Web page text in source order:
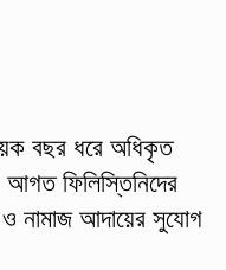
বছর ধরে অধিকৃত
ফিলিস্তিনিদের
নামাজ আদায়ের সুযোগ